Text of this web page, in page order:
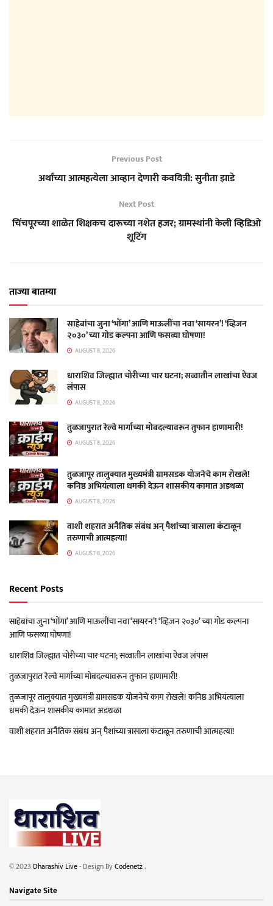
Previous Post
अर्थांच्या आत्महत्येला आव्हान देणारी कवयित्री: सुनीता झाडे
Next Post
चिंचपूरच्या शाळेत शिक्षकच दारूच्या नशेत हजर; ग्रामस्थांनी केली व्हिडिओ
शूटिंग
ताज्या बातम्या
साहेबांचा जुना ‘भोंगा’ आणि माऊलींचा नवा ‘सायरन’! ‘व्हिजन
२०३०’ च्या गोड कल्पना आणि फसव्या घोषणा!
AUGUST 8, 2026
धाराशिव जिल्ह्यात चोरीच्या चार घटना; सव्वातीन लाखांचा ऐवज
लंपास
AUGUST 8, 2026
तुळजापुरात रेल्वे मार्गाच्या मोबदल्यावरून तुफान हाणामारी!
AUGUST 8, 2026
तुळजापूर तालुक्यात मुख्यमंत्री ग्रामसडक योजनेचे काम रोखले!
कनिष्ठ अभियंत्याला धमकी देऊन शासकीय कामात अडथळा
AUGUST 8, 2026
वाशी शहरात अनैतिक संबंध अन् पैशांच्या त्रासाला कंटाळून
तरुणाची आत्महत्या!
AUGUST 8, 2026
Recent Posts
साहेबांचा जुना ‘भोंगा’ आणि माऊलींचा नवा ‘सायरन’! ‘व्हिजन २०३०’ च्या गोड कल्पना
आणि फसव्या घोषणा!
धाराशिव जिल्ह्यात चोरीच्या चार घटना; सव्वातीन लाखांचा ऐवज लंपास
तुळजापुरात रेल्वे मार्गाच्या मोबदल्यावरून तुफान हाणामारी!
तुळजापूर तालुक्यात मुख्यमंत्री ग्रामसडक योजनेचे काम रोखले! कनिष्ठ अभियंत्याला
धमकी देऊन शासकीय कामात अडथळा
वाशी शहरात अनैतिक संबंध अन् पैशांच्या त्रासाला कंटाळून तरुणाची आत्महत्या!
© 2023 Dharashiv Live- Design ByCodenetz.
Navigate Site